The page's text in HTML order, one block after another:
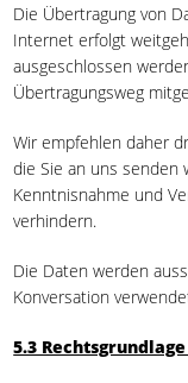
Die Übertragung von
Internet erfolgt
ausgeschlossen
Übertragungsweg
Wir empfehlen daher
die Sie an uns senden
Kenntnisnahme und
verhindern.
Die Daten werden
Konversation
5.3